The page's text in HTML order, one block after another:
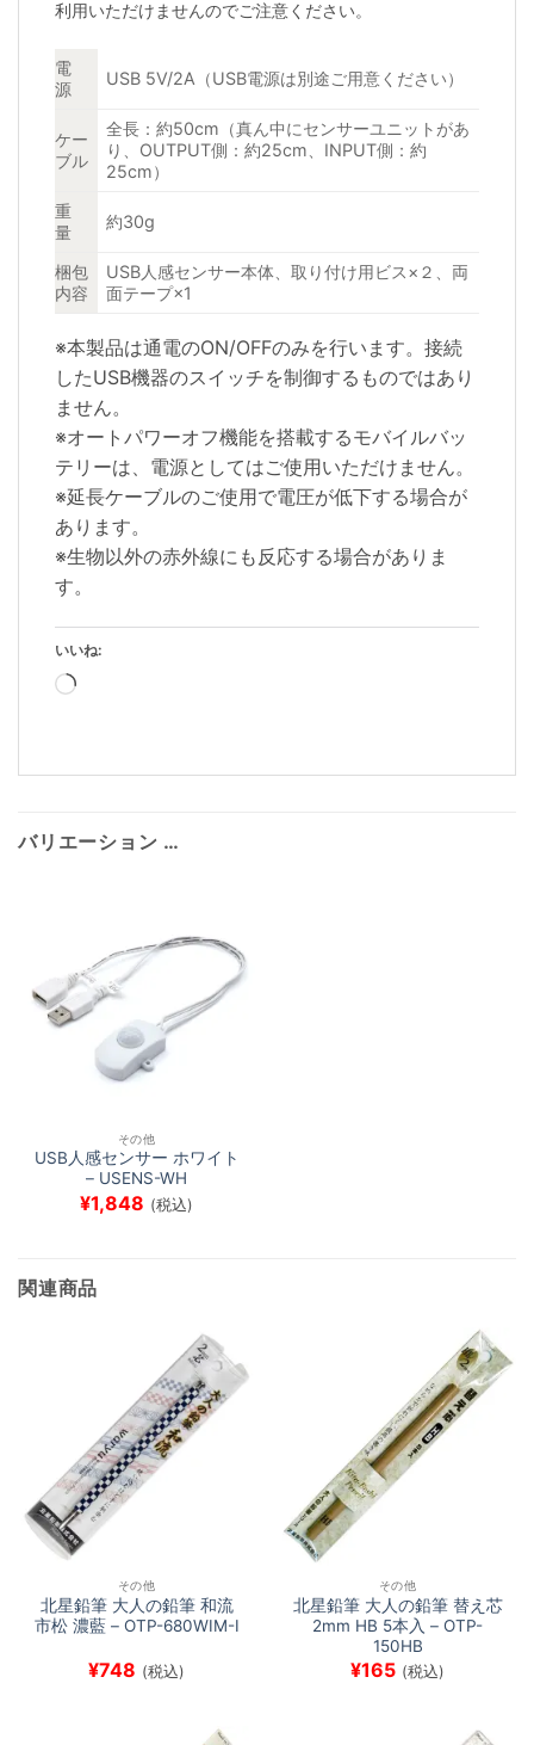
利用いただけませんのでご注意ください。
電
源
USB 5V/2A（USB電源は別途ご用意ください）
ケー
ブル
全長：約50cm（真ん中にセンサーユニットがあ
り、OUTPUT側：約25cm、INPUT側：約
25cm）
重
量
約30g
梱包
内容
USB人感センサー本体、取り付け用ビス×２、両
面テープ×1
※本製品は通電のON/OFFのみを行います。接続
したUSB機器のスイッチを制御するものではあり
ません。
※オートパワーオフ機能を搭載するモバイルバッ
テリーは、電源としてはご使用いただけません。
※延長ケーブルのご使用で電圧が低下する場合が
あります。
※生物以外の赤外線にも反応する場合がありま
す。
いいね:
読
み
バリエーション …
その他
USB人感センサー ホワイト
– USENS-WH
¥1,848 (税込)
関連商品
その他
北星鉛筆 大人の鉛筆 和流
市松 濃藍 – OTP-680WIM-I
¥748 (税込)
その他
北星鉛筆 大人の鉛筆 替え芯
2mm HB 5本入 – OTP-
150HB
¥165 (税込)